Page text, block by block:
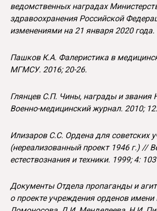
ведомственных наградах
здравоохранения Российской
изменениями на 21 января 2020 года.
Пашков К.А. Фалеристика в
МГМСУ. 2016; 20-26.
Глянцев С.П. Чины, награды и звания
Военно-медицинский журнал. 2010;
Илизаров С.С. Ордена для советских
(нереализованный проект 1946 г.) //
естествознания и техники. 1999; 4:
Документы Отдела пропаганды и
о проекте учреждения орденов